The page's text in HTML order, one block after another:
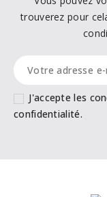
trouverez pour
J'accepte les
confidentialité.